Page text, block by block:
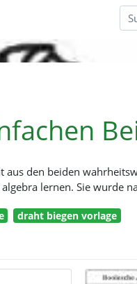
den beiden
lernen. Sie wurde
draht biegen vorlage